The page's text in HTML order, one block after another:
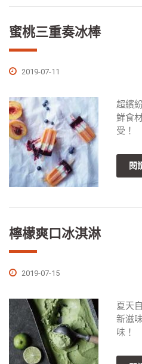
蜜桃三重奏冰棒
2019-07-11
超繽
鮮食
受！
閱
檸檬爽口冰淇淋
2019-07-15
夏天
新滋
味！